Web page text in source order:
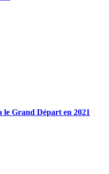
Grand Départ en 2021